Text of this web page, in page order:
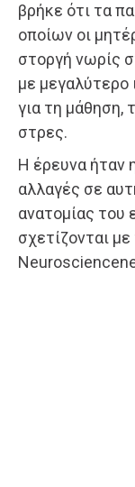
βρήκε ότι τα
οποίων οι
στοργή νωρίς
με μεγαλύτερο
για τη μάθηση,
στρες.
Η έρευνα ήταν
αλλαγές σε
ανατομίας του
σχετίζονται